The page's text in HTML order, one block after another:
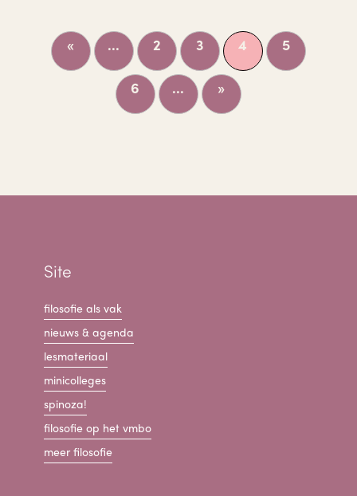
« ... 2 3 4 5
6 ... »
Site
filosofie als vak
nieuws & agenda
lesmateriaal
minicolleges
spinoza!
filosofie op het vmbo
meer filosofie